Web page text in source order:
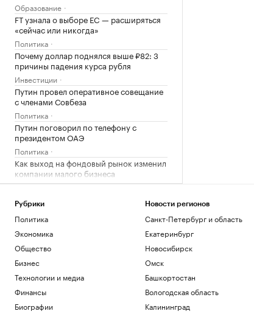
Образование
FT узнала о выборе ЕС — расширяться
«сейчас или никогда»
Политика
Почему доллар поднялся выше ₽82: 3
причины падения курса рубля
Инвестиции
Путин провел оперативное совещание
с членами Совбеза
Политика
Путин поговорил по телефону с
президентом ОАЭ
Политика
Как выход на фондовый рынок изменил
компании малого бизнеса
РБК и МСП Банк
Рубрики
Политика
Экономика
Общество
Бизнес
Технологии и медиа
Финансы
Биографии
Новости регионов
Санкт-Петербург и область
Екатеринбург
Новосибирск
Омск
Башкортостан
Вологодская область
Калининград